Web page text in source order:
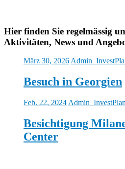
Hier finden Sie regelmässig
Aktivitäten, News und
März 30, 2026
Besuch in Georgien
Feb. 22, 2024 Admin_InvestPlan
Besichtigung
Center